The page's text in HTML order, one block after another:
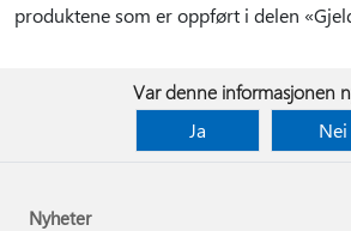
produktene som er oppført i delen
Var denne informasjonen
Ja
Nei
Nyheter